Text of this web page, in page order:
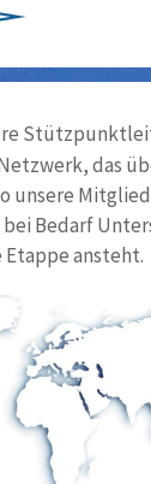
das
bei Bedarf
ansteht.